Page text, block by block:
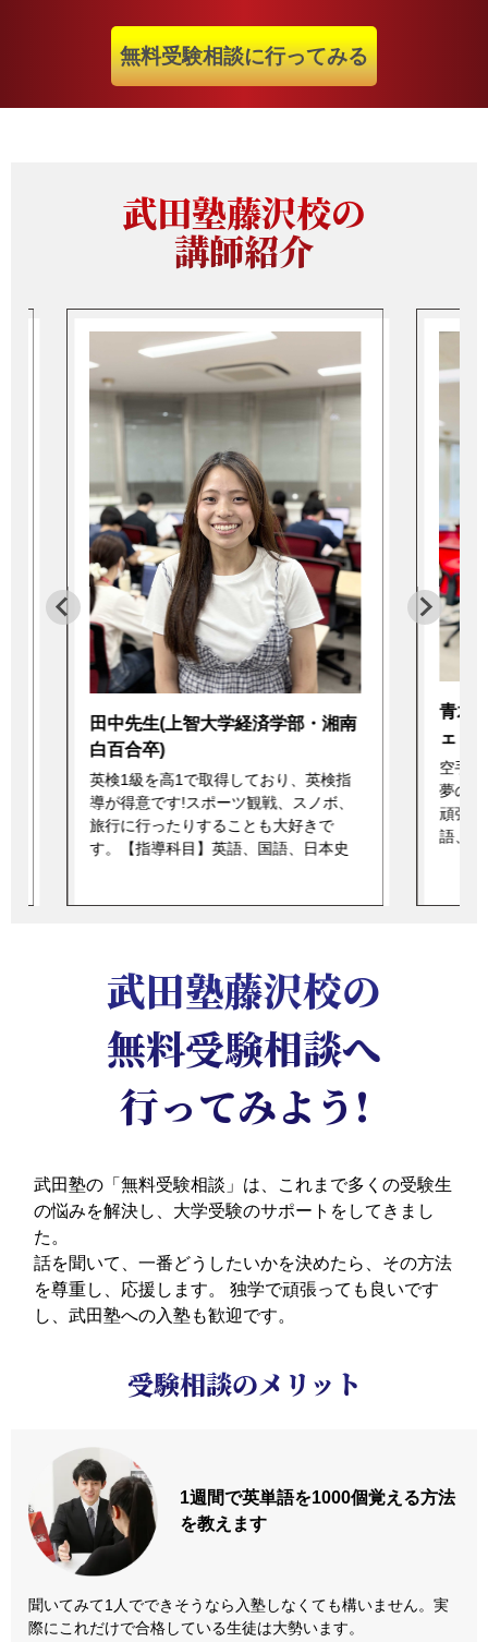
無料受験相談に行ってみる
武田塾藤沢校の
講師紹介
田中先生(上智大学経済学部・湘南
白百合卒)
英検1級を高1で取得しており、英検指
導が得意です!スポーツ観戦、スノボ、
旅行に行ったりすることも大好きで
す。【指導科目】英語、国語、日本史
青木
ェリ
空手
夢の
頑張
語、
武田塾藤沢校の
無料受験相談へ
行ってみよう!
武田塾の「無料受験相談」は、これまで多くの受験生
の悩みを解決し、大学受験のサポートをしてきまし
た。
話を聞いて、一番どうしたいかを決めたら、その方法
を尊重し、応援します。
独学で頑張っても良いです
し、武田塾への入塾も歓迎です。
受験相談のメリット
1週間で英単語を1000個覚える方法
を教えます
聞いてみて1人でできそうなら入塾しなくても構いません。実
際にこれだけで合格している生徒は大勢います。